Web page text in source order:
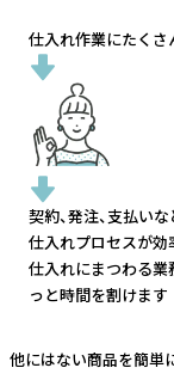
仕入れ作業にたくさ
契約、発注、支払いな
仕入れプロセスが効
仕入れにまつわる業
っと時間を割けます
他にはない商品を簡単